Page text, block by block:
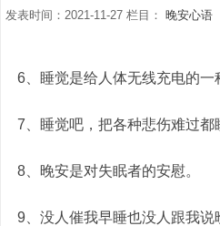
发表时间：2021-11-27 栏目： 晚安心语
6、睡觉是给人体无线充电的一
7、睡觉吧，把各种悲伤难过都
8、晚安是对失眠者的安慰。
9、没人催我早睡也没人跟我说